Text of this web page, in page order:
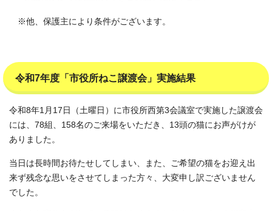
※他、保護主により条件がございます。
令和7年度「市役所ねこ譲渡会」実施結果
令和8年1月17日（土曜日）に市役所西第3会議室で実施した譲渡会
には、78組、158名のご来場をいただき、13頭の猫にお声がけが
ありました。
当日は長時間お待たせしてしまい、また、ご希望の猫をお迎え出
来ず残念な思いをさせてしまった方々、大変申し訳ございません
でした。